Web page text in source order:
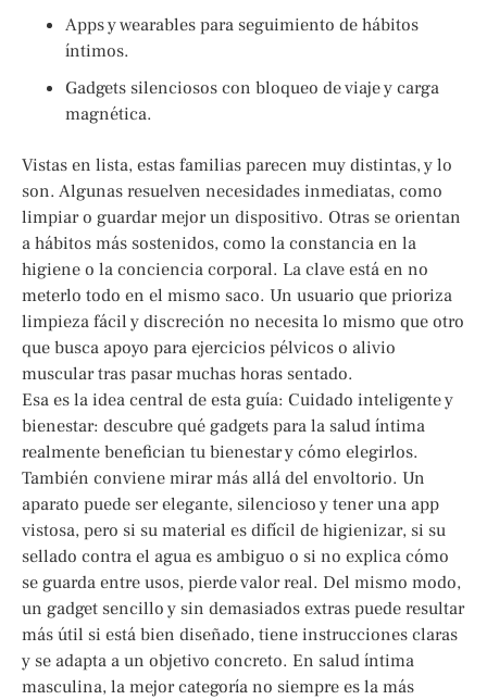
Apps y wearables para seguimiento de hábitos
íntimos.
Gadgets silenciosos con bloqueo de viaje y carga
magnética.
Vistas en lista, estas familias parecen muy distintas, y lo
son. Algunas resuelven necesidades inmediatas, como
limpiar o guardar mejor un dispositivo. Otras se orientan
a hábitos más sostenidos, como la constancia en la
higiene o la conciencia corporal. La clave está en no
meterlo todo en el mismo saco. Un usuario que prioriza
limpieza fácil y discreción no necesita lo mismo que otro
que busca apoyo para ejercicios pélvicos o alivio
muscular tras pasar muchas horas sentado.
Esa es la idea central de esta guía: Cuidado inteligente y
bienestar: descubre qué gadgets para la salud íntima
realmente benefician tu bienestar y cómo elegirlos.
También conviene mirar más allá del envoltorio. Un
aparato puede ser elegante, silencioso y tener una app
vistosa, pero si su material es difícil de higienizar, si su
sellado contra el agua es ambiguo o si no explica cómo
se guarda entre usos, pierde valor real. Del mismo modo,
un gadget sencillo y sin demasiados extras puede resultar
más útil si está bien diseñado, tiene instrucciones claras
y se adapta a un objetivo concreto. En salud íntima
masculina, la mejor categoría no siempre es la más